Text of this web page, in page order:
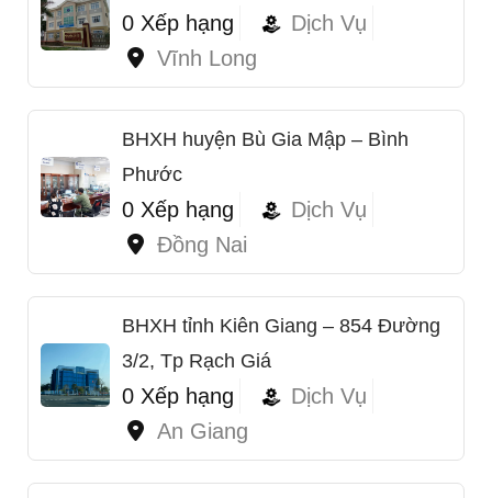
0 Xếp hạng
Dịch Vụ
Vĩnh Long
BHXH huyện Bù Gia Mập – Bình
Phước
0 Xếp hạng
Dịch Vụ
Đồng Nai
BHXH tỉnh Kiên Giang – 854 Đường
3/2, Tp Rạch Giá
0 Xếp hạng
Dịch Vụ
An Giang